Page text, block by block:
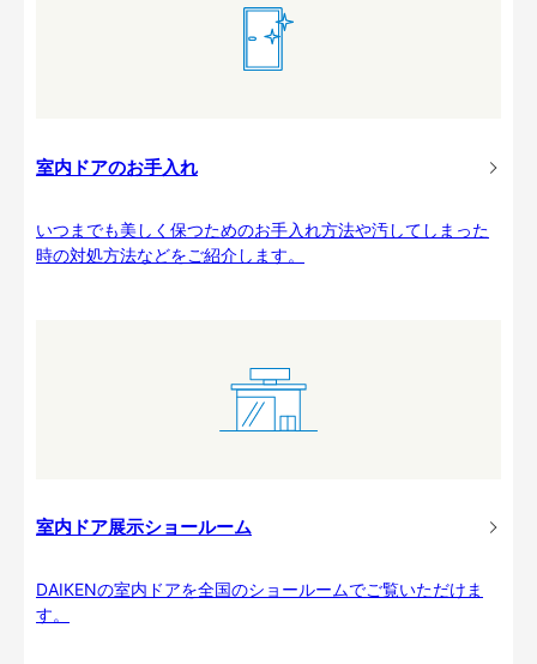
室内ドアのお手入れ
いつまでも美しく保つためのお手入れ方法や汚してしまった
時の対処方法などをご紹介します。
室内ドア展示ショールーム
DAIKENの室内ドアを全国のショールームでご覧いただけま
す。